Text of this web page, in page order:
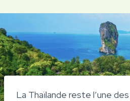
La Thaïlande reste l’une